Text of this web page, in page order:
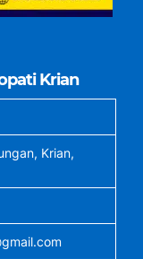
Krian
Krian,